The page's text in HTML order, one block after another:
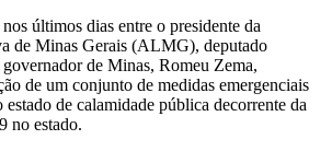
últimos dias entre o presidente da
de Minas Gerais (ALMG), deputado
de Minas, Romeu Zema,
de um conjunto de medidas emergenciais
estado de calamidade pública decorrente da
no estado.